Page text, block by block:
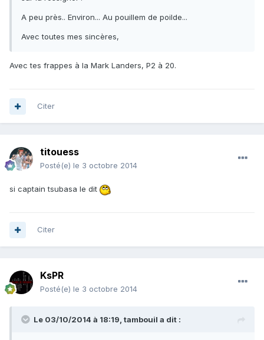
A peu près.. Environ... Au pouillem de poilde...
Avec toutes mes sincères,
Avec tes frappes à la Mark Landers, P2 à 20.
Citer
titouess
Posté(e) le 3 octobre 2014
si captain tsubasa le dit
Citer
KsPR
Posté(e) le 3 octobre 2014
Le 03/10/2014 à 18:19, tambouil a dit :